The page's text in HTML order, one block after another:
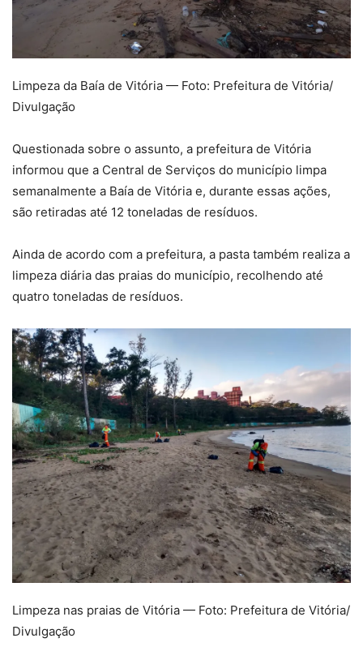
Limpeza da Baía de Vitória — Foto: Prefeitura de Vitória/
Divulgação
Questionada sobre o assunto, a prefeitura de Vitória
informou que a Central de Serviços do município limpa
semanalmente a Baía de Vitória e, durante essas ações,
são retiradas até 12 toneladas de resíduos.
Ainda de acordo com a prefeitura, a pasta também realiza a
limpeza diária das praias do município, recolhendo até
quatro toneladas de resíduos.
Limpeza nas praias de Vitória — Foto: Prefeitura de Vitória/
Divulgação